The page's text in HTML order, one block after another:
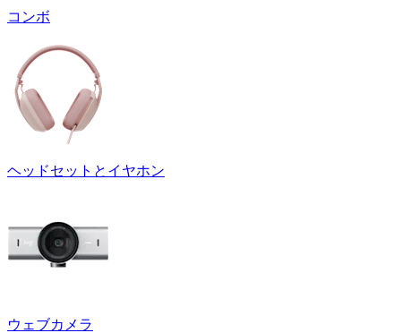
コンボ
ヘッドセットとイヤホン
ウェブカメラ